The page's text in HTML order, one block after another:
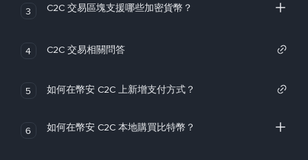
3 C2C 交易區塊支援哪些加密貨幣？
4 C2C 交易相關問答
5 如何在幣安 C2C 上新增支付方式？
6 如何在幣安 C2C 本地購買比特幣？